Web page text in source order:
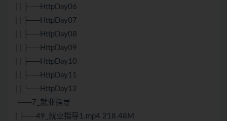
| | ├──HttpDay06
| | ├──HttpDay07
| | ├──HttpDay08
| | ├──HttpDay09
| | ├──HttpDay10
| | ├──HttpDay11
| | └──HttpDay12
└──7_就业指导
| ├──49_就业指导1.mp4 218.48M